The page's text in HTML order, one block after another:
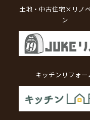
土地・中古住宅×リノ
ン
キッチンリフォー